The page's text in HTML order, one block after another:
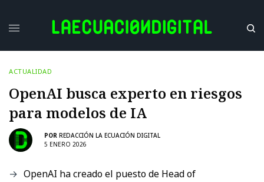
ACTUALIDAD
OpenAI busca experto en riesgos
para modelos de IA
POR REDACCIÓN LA ECUACIÓN DIGITAL
5 ENERO 2026
OpenAI ha creado el puesto de Head of